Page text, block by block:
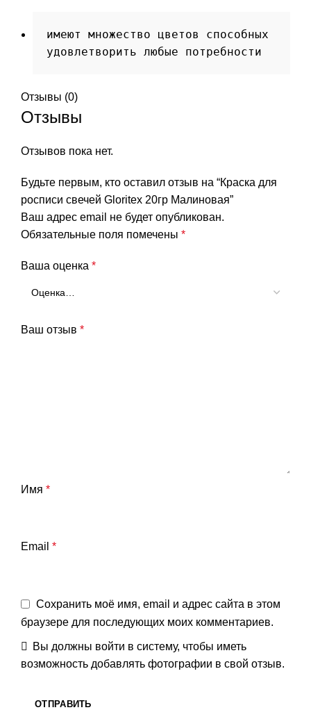
имеют множество цветов способных
удовлетворить любые потребности
Отзывы (0)
Отзывы
Отзывов пока нет.
Будьте первым, кто оставил отзыв на “Краска для
росписи свечей Gloritex 20гр Малиновая”
Ваш адрес email не будет опубликован.
Обязательные поля помечены *
Ваша оценка *
Ваш отзыв *
Имя *
Email *
Сохранить моё имя, email и адрес сайта в этом
браузере для последующих моих комментариев.
Вы должны войти в систему, чтобы иметь
возможность добавлять фотографии в свой отзыв.